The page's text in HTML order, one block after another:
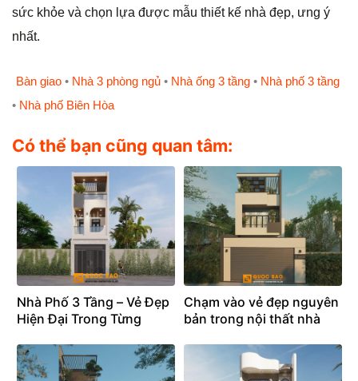
sức khỏe và chọn lựa được mẫu thiết kế nhà đẹp, ưng ý
nhất.
Bàn giao • Nhà 3 phòng ngủ • Nhà ống 3 tầng • Nhà phố 3 tầng
• Nhà phố Biên Hòa
Có thể bạn cũng quan tâm:
Nhà Phố 3 Tầng – Vẻ Đẹp
Hiện Đại Trong Từng
Chạm vào vẻ đẹp nguyên
bản trong nội thất nhà